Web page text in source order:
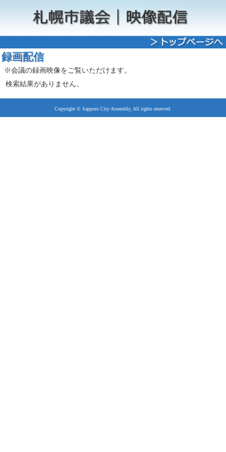
録画配信
※会議の録画映像をご覧いただけます。
検索結果がありません。
Copyright © Sapporo City Assembly, All rights reserved.